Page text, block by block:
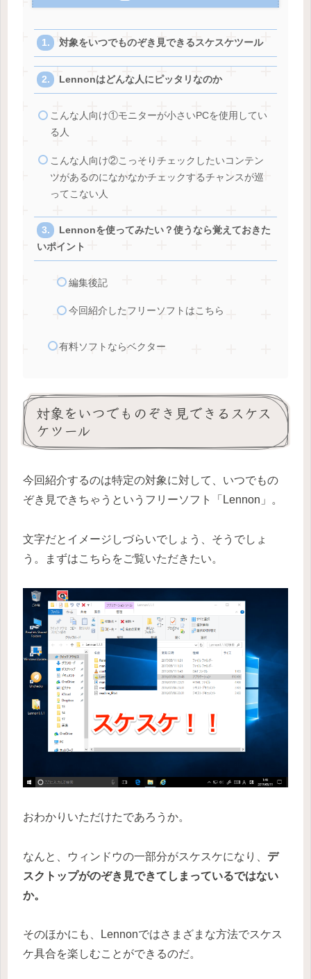
対象をいつでものぞき見できるスケスケツール
Lennonはどんな人にピッタリなのか
こんな人向け①モニターが小さいPCを使用してい
る人
こんな人向け②こっそりチェックしたいコンテン
ツがあるのになかなかチェックするチャンスが巡
ってこない人
Lennonを使ってみたい？使うなら覚えておきた
いポイント
編集後記
今回紹介したフリーソフトはこちら
有料ソフトならベクター
対象をいつでものぞき見できるスケス
ケツール
今回紹介するのは特定の対象に対して、いつでもの
ぞき見できちゃうというフリーソフト「Lennon」。
文字だとイメージしづらいでしょう、そうでしょ
う。まずはこちらをご覧いただきたい。
おわかりいただけたであろうか。
なんと、ウィンドウの一部分がスケスケになり、 デ
スクトップがのぞき見できてしまっているではない
か。
そのほかにも、Lennonではさまざまな方法でスケス
ケ具合を楽しむことができるのだ。